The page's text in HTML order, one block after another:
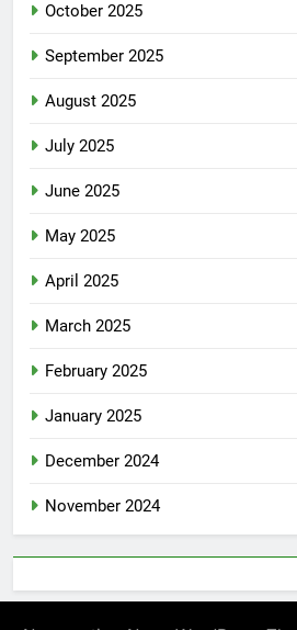
October 2025
September 2025
August 2025
July 2025
June 2025
May 2025
April 2025
March 2025
February 2025
January 2025
December 2024
November 2024